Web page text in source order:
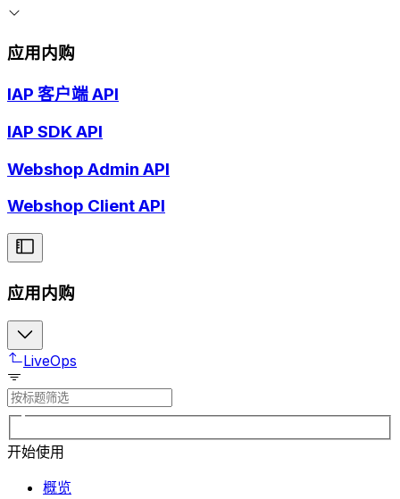
应用内购
IAP 客户端 API
IAP SDK API
Webshop Admin API
Webshop Client API
应用内购
LiveOps
开始使用
概览